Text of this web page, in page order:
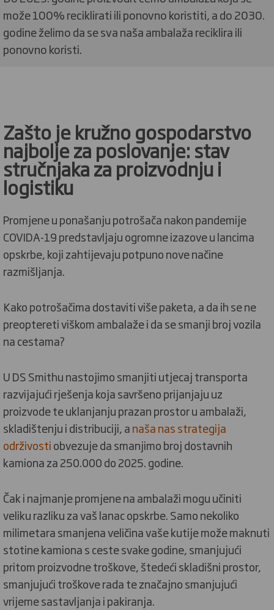
može 100% reciklirati ili ponovno koristiti, a do 2030.
godine želimo da se sva naša ambalaža reciklira ili
ponovno koristi.
Zašto je kružno gospodarstvo
najbolje za poslovanje: stav
stručnjaka za proizvodnju i
logistiku
Promjene u ponašanju potrošača nakon pandemije
COVIDA-19 predstavljaju ogromne izazove u lancima
opskrbe, koji zahtijevaju potpuno nove načine
razmišljanja.
Kako potrošačima dostaviti više paketa, a da ih se ne
preoptereti viškom ambalaže i da se smanji broj vozila
na cestama?
U DS Smithu nastojimo smanjiti utjecaj transporta
razvijajući rješenja koja savršeno prijanjaju uz
proizvode te uklanjanju prazan prostor u ambalaži,
skladištenju i distribuciji, anaša nas strategija
održivostiobvezuje da smanjimo broj dostavnih
kamiona za 250.000 do 2025. godine.
Čak i najmanje promjene na ambalaži mogu učiniti
veliku razliku za vaš lanac opskrbe. Samo nekoliko
milimetara smanjena veličina vaše kutije može maknuti
stotine kamiona s ceste svake godine, smanjujući
pritom proizvodne troškove, štedeći skladišni prostor,
smanjujući troškove rada te značajno smanjujući
vrijeme sastavljanja i pakiranja.